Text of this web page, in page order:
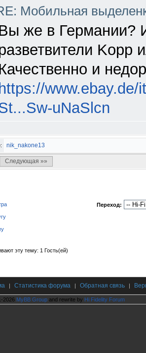
Мобильная
же в Германии?
Kopp
и
https://www.ebay.de/
uNaSlcn
nik_nakone13
Следующая »»
Переход:
эту тему: 1 Гость(ей)
| Статистика форума | Обратная связь |
2026 MyBB Group and rewrite by Hi Fidelity Forum